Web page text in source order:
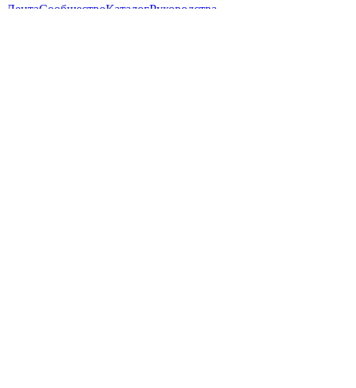
ЛентаСообществоКаталогРуководства